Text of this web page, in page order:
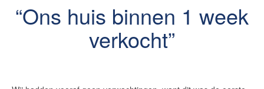
Ons huis binnen 1 week
verkocht